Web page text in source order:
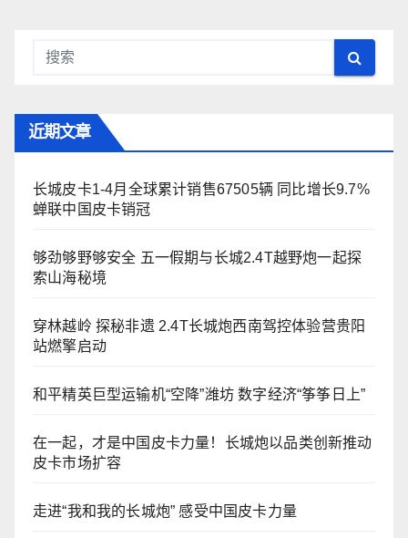
近期文章
长城皮卡1-4月全球累计销售67505辆 同比增长9.7%
蝉联中国皮卡销冠
够劲够野够安全 五一假期与长城2.4T越野炮一起探
索山海秘境
穿林越岭 探秘非遗 2.4T长城炮西南驾控体验营贵阳
站燃擎启动
和平精英巨型运输机“空降”潍坊 数字经济“筝筝日上”
在一起，才是中国皮卡力量！长城炮以品类创新推动
皮卡市场扩容
走进“我和我的长城炮” 感受中国皮卡力量